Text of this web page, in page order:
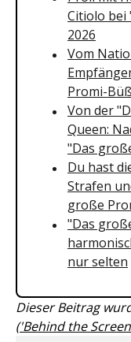
Citiolo bei
2026
Vom
Promi-
Von der
Queen:
"Das
Du hast
Strafen
große
"Das
nur selten
Dieser Beitrag
('Behind the